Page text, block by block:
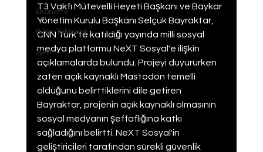
Ekonomi
Bilim Teknoloji
Spor
T3 Vakfı Mütevelli Heyeti Başkanı ve Baykar
Yönetim Kurulu Başkanı Selçuk Bayraktar,
CNN Türk'te katıldığı yayında milli sosyal
medya platformu NeXT Sosyal'e ilişkin
açıklamalarda bulundu. Projeyi duyururken
zaten açık kaynaklı Mastodon temelli
olduğunu belirttiklerini dile getiren
Bayraktar, projenin açık kaynaklı olmasının
sosyal medyanın şeffaflığına katkı
sağladığını belirtti. NeXT Sosyal'in
geliştiricileri tarafından sürekli güvenlik